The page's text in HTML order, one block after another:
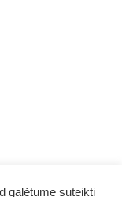
galėtume suteikti